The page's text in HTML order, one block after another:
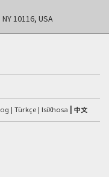
10116, USA
Türkçe IsiXhosa 中文